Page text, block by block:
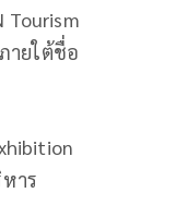
Tourism
ายใต้ชื่อ
าร